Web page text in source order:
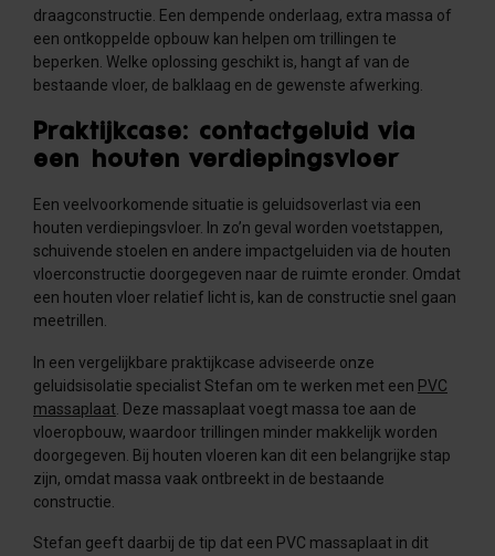
draagconstructie. Een dempende onderlaag, extra massa of
een ontkoppelde opbouw kan helpen om trillingen te
beperken. Welke oplossing geschikt is, hangt af van de
bestaande vloer, de balklaag en de gewenste afwerking.
Praktijkcase: contactgeluid via
een houten verdiepingsvloer
Een veelvoorkomende situatie is geluidsoverlast via een
houten verdiepingsvloer. In zo’n geval worden voetstappen,
schuivende stoelen en andere impactgeluiden via de houten
vloerconstructie doorgegeven naar de ruimte eronder. Omdat
een houten vloer relatief licht is, kan de constructie snel gaan
meetrillen.
In een vergelijkbare praktijkcase adviseerde onze
geluidsisolatie specialist Stefan om te werken met een PVC
massaplaat . Deze massaplaat voegt massa toe aan de
vloeropbouw, waardoor trillingen minder makkelijk worden
doorgegeven. Bij houten vloeren kan dit een belangrijke stap
zijn, omdat massa vaak ontbreekt in de bestaande
constructie.
Stefan geeft daarbij de tip dat een PVC massaplaat in dit